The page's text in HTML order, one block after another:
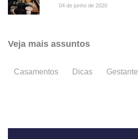
04 de junho de 2020
Veja mais assuntos
Casamentos Dicas Gestante